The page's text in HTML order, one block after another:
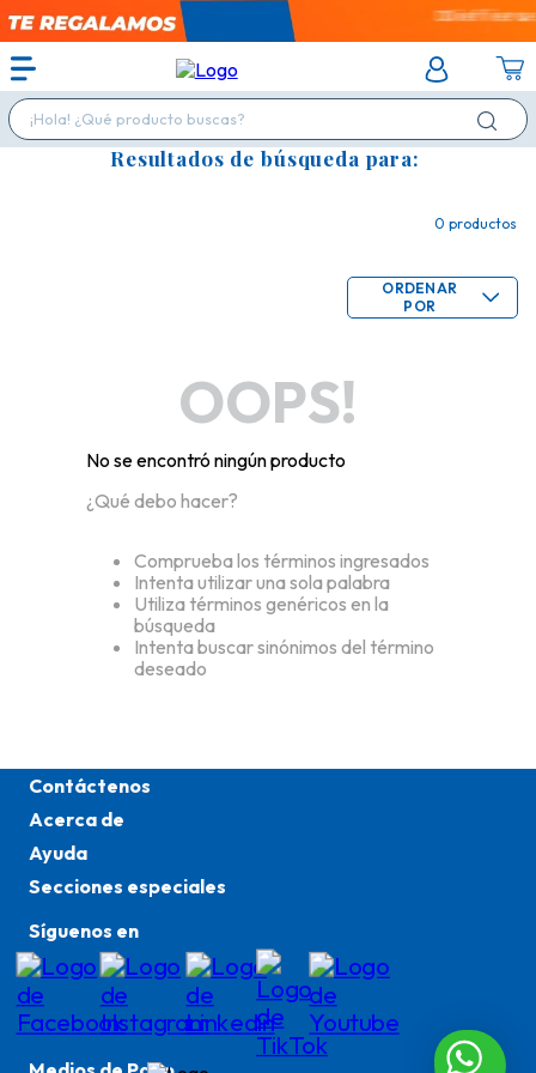
¡Hola! ¿Qué producto buscas?
Resultados de búsqueda para:
0 productos
ORDENAR
POR
OOPS!
No se encontró ningún producto
¿Qué debo hacer?
Comprueba los términos ingresados
Intenta utilizar una sola palabra
Utiliza términos genéricos en la
búsqueda
Intenta buscar sinónimos del término
deseado
Contáctenos
Acerca de
Ayuda
Secciones especiales
Síguenos en